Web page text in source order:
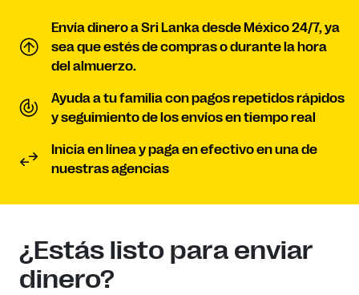
Envía dinero a Sri Lanka desde México 24/7, ya
sea que estés de compras o durante la hora
del almuerzo.
Ayuda a tu familia con pagos repetidos rápidos
y seguimiento de los envíos en tiempo real
Inicia en línea y paga en efectivo en una de
nuestras agencias
¿Estás listo para enviar
dinero?